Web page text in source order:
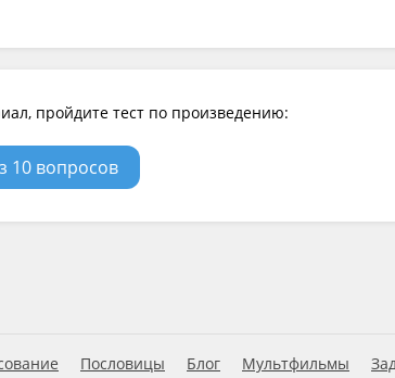
пройдите тест по произведению:
10 вопросов
Пословицы Блог Мультфильмы